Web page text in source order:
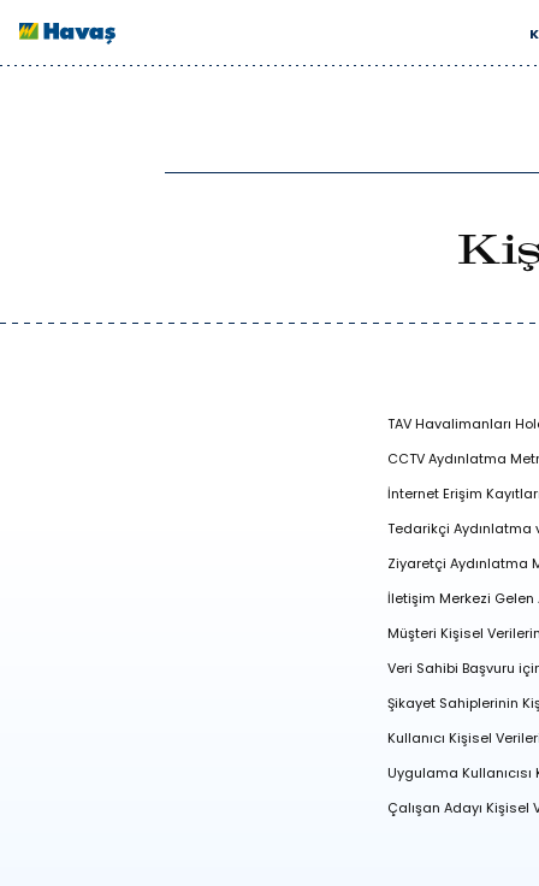
TAV Havalimanları
CCTV Aydınlatma
İnternet Erişim
Tedarikçi Aydınlatma
Ziyaretçi Aydınlatma
İletişim Merkezi
Müşteri Kişisel
Veri Sahibi Başvuru
Şikayet Sahiplerinin
Kullanıcı Kişisel
Uygulama
Çalışan Adayı